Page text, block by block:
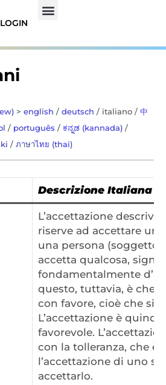
LOGIN
> english / deutsch / italiano / 中
/ português / ಕನ್ನಡ (kannada) /
/ ภาษาไทย (thai)
Descrizione Italiana
L’accettazione
riserve ad accettare un
una persona
accetta qualcosa,
fondamentalmente
questo, tuttavia, è che
con favore, cioè che
L’accettazione è
favorevole.
con la tolleranza, che è
l’accettazione di uno
accettarlo.